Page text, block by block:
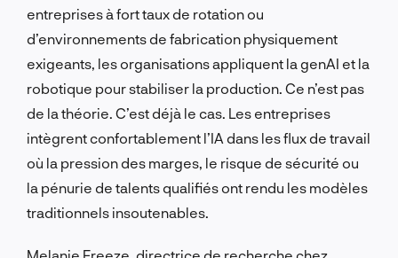
entreprises à fort taux de rotation ou
d’environnements de fabrication physiquement
exigeants, les organisations appliquent la genAI et la
robotique pour stabiliser la production. Ce n’est pas
de la théorie. C’est déjà le cas. Les entreprises
intègrent confortablement l’IA dans les flux de travail
où la pression des marges, le risque de sécurité ou
la pénurie de talents qualifiés ont rendu les modèles
traditionnels insoutenables.
Melanie Freeze, directrice de recherche chez